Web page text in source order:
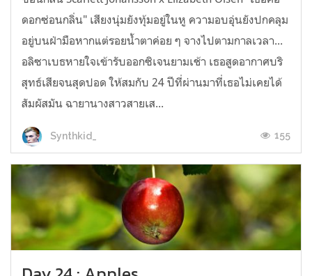
ดอกซ่อนกลิ่น" เสียงนุ่มยังทุ้มอยู่ในหู ความอบอุ่นยังปกคลุม
อยู่บนฝ่ามือหากแต่รอยน้ำตาค่อย ๆ จางไปตามกาลเวลา...
อลิซาเบธหายใจเข้ารับออกซิเจนยามเช้า เธอสูดอากาศบริ
สุทธ์เสียจนสุดปอด ให้สมกับ 24 ปีที่ผ่านมาที่เธอไม่เคยได้
สัมผัสมัน ฉายานางสาวสายเส...
Synthkid_ 155